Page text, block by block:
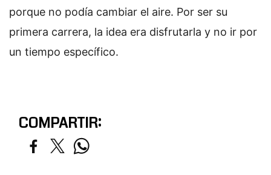
porque no podía cambiar el aire. Por ser su
primera carrera, la idea era disfrutarla y no ir por
un tiempo específico.
COMPARTIR: